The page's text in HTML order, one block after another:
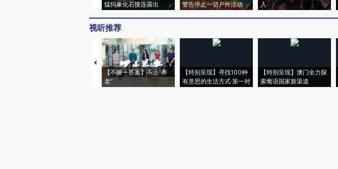
猛犸象化石接连露出
警告停止一切户外活动
入
视听推荐
【不唯一答案】不止“养
老”
【特别呈现】寻找100种
有意思的生活方式·第一对
【特别呈现】澳门全力探
索葡语国家新渠道